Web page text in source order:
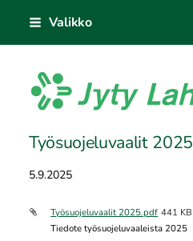
sisältöön
Valikko
Jyty Lahti ry
Työsuojeluvaalit 2025
5.9.2025
Työsuojeluvaalit 2025.pdf 441 KB
Tiedote työsuojeluvaaleista 2025